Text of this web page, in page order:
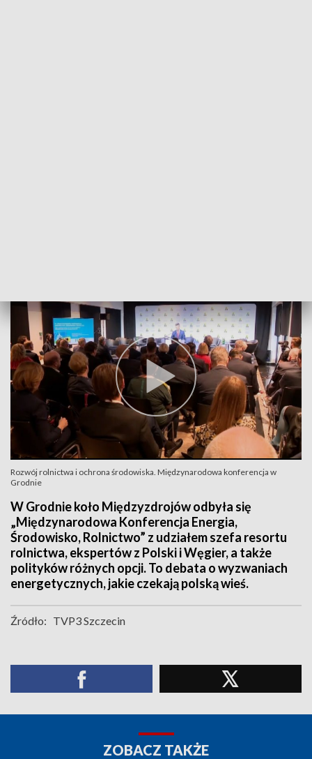
Rozwój rolnictwa i ochrona środowiska. Międzynarodowa konferencja w
Grodnie
W Grodnie koło Międzyzdrojów odbyła się
„Międzynarodowa Konferencja Energia,
Środowisko, Rolnictwo” z udziałem szefa resortu
rolnictwa, ekspertów z Polski i Węgier, a także
polityków różnych opcji. To debata o wyzwaniach
energetycznych, jakie czekają polską wieś.
Źródło: TVP3 Szczecin
ZOBACZ TAKŻE